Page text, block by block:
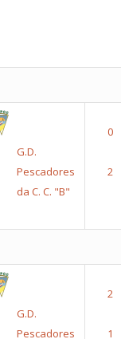
G.D.
Pescadores
da C. C. "B"
G.D.
Pescadores